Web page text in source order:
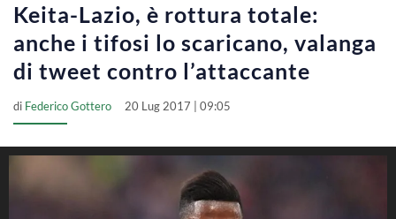
Keita-Lazio, è rottura totale:
anche i tifosi lo scaricano, valanga
di tweet contro l’attaccante
di Federico Gottero 20 Lug 2017 | 09:05